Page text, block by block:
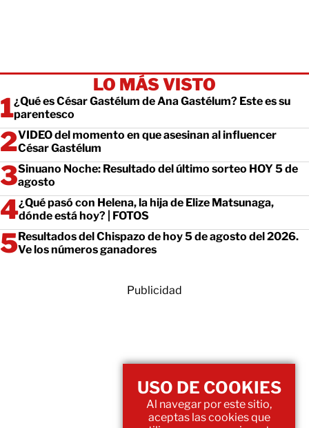
LO MÁS VISTO
¿Qué es César Gastélum de Ana Gastélum? Este es su
parentesco
VIDEO del momento en que asesinan al influencer
César Gastélum
Sinuano Noche: Resultado del último sorteo HOY 5 de
agosto
¿Qué pasó con Helena, la hija de Elize Matsunaga,
dónde está hoy? | FOTOS
Resultados del Chispazo de hoy 5 de agosto del 2026.
Ve los números ganadores
Publicidad
USO DE COOKIES
Al navegar por este sitio,
aceptas las cookies que